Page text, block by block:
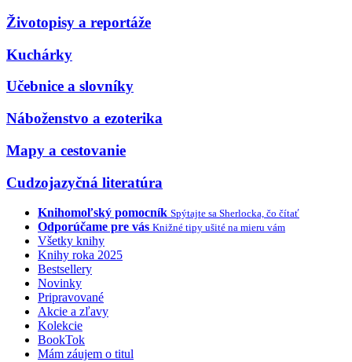
Životopisy a reportáže
Kuchárky
Učebnice a slovníky
Náboženstvo a ezoterika
Mapy a cestovanie
Cudzojazyčná literatúra
Knihomoľský pomocník Spýtajte sa Sherlocka, čo čítať
Odporúčame pre vás Knižné tipy ušité na mieru vám
Všetky knihy
Knihy roka 2025
Bestsellery
Novinky
Pripravované
Akcie a zľavy
Kolekcie
BookTok
Mám záujem o titul